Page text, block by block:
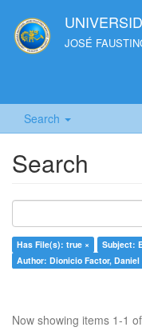
JOSÉ
Search
Search
Has File(s): true ×
Subject:
Author: Dionicio Factor, Daniel
Now showing items 1-1